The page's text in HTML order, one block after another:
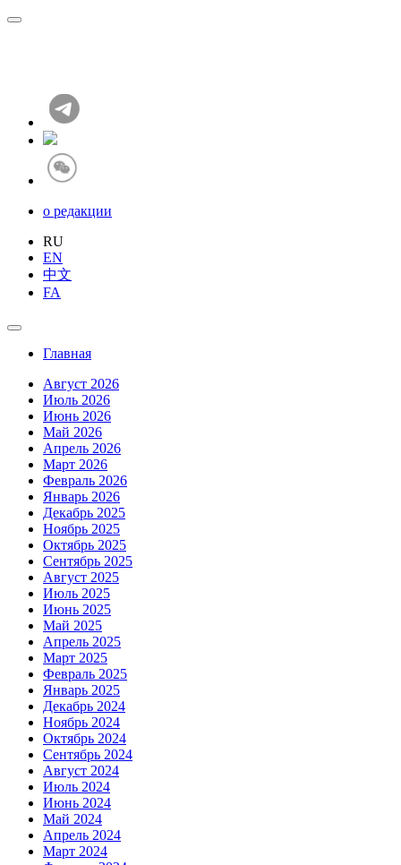
о редакции
RU
EN
中文
FA
Главная
Август 2026
Июль 2026
Июнь 2026
Май 2026
Апрель 2026
Март 2026
Февраль 2026
Январь 2026
Декабрь 2025
Ноябрь 2025
Октябрь 2025
Сентябрь 2025
Август 2025
Июль 2025
Июнь 2025
Май 2025
Апрель 2025
Март 2025
Февраль 2025
Январь 2025
Декабрь 2024
Ноябрь 2024
Октябрь 2024
Сентябрь 2024
Август 2024
Июль 2024
Июнь 2024
Май 2024
Апрель 2024
Март 2024